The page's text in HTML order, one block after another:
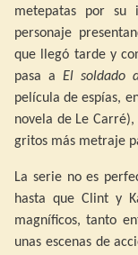
metepatas por su
personaje
que llegó tarde y
pasa a El soldado
película de espías,
novela de Le
gritos más metraje
La serie no es
hasta que Clint y
magníficos, tanto
unas escenas de